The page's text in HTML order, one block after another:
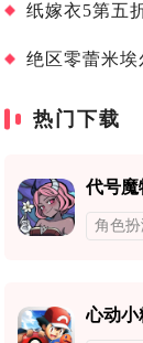
绝区零蕾米埃
热门下载
代号魔
角色
心动小